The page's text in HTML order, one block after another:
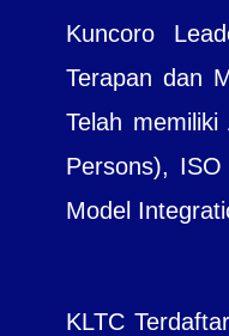
Kuncoro
Terapan dan
Telah
Persons),
Model
KLTC